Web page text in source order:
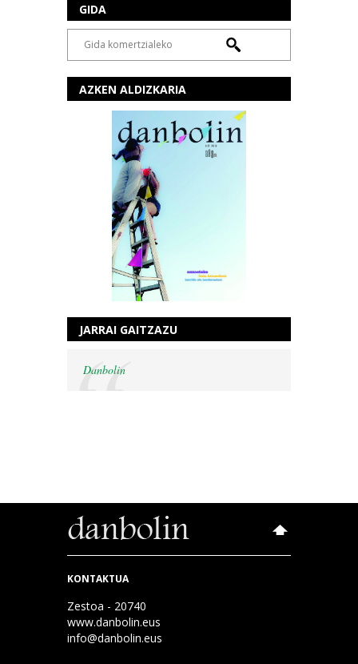
GIDA
AZKEN ALDIZKARIA
JARRAI GAITZAZU
Danbolin
KONTAKTUA
Zestoa - 20740
www.danbolin.eus
info@danbolin.eus